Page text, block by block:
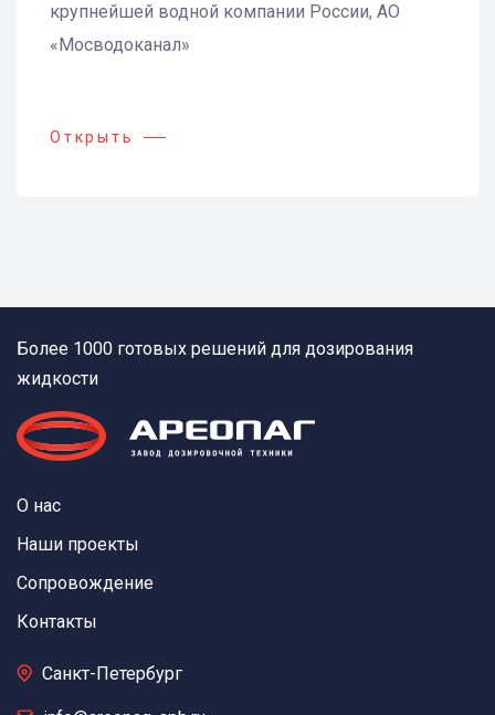
крупнейшей водной компании России, АО
«Мосводоканал»
Открыть
Более 1000 готовых решений для дозирования
жидкости
О нас
Наши проекты
Сопровождение
Контакты
Санкт-Петербург